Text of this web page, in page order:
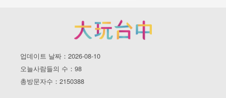
업데이트 날짜：2026-08-10
오늘사람들의 수：98
총방문자수：2150388